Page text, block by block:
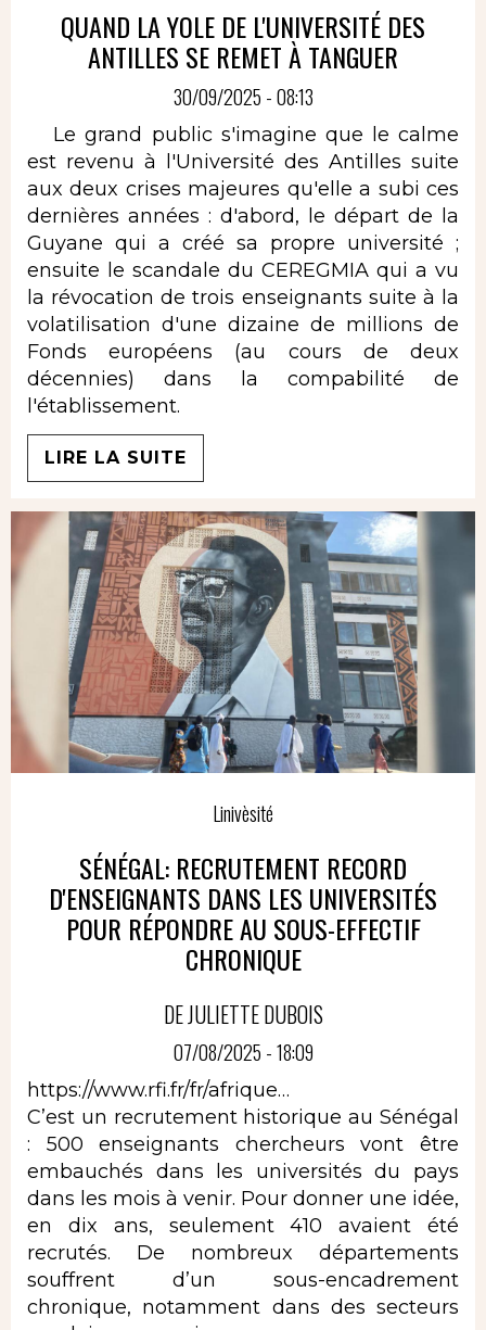
QUAND LA YOLE DE L'UNIVERSITÉ DES
ANTILLES SE REMET À TANGUER
30/09/2025 - 08:13
Le grand public s'imagine que le calme
est revenu à l'Université des Antilles suite
aux deux crises majeures qu'elle a subi ces
dernières années : d'abord, le départ de la
Guyane qui a créé sa propre université ;
ensuite le scandale du CEREGMIA qui a vu
la révocation de trois enseignants suite à la
volatilisation d'une dizaine de millions de
Fonds européens (au cours de deux
décennies) dans la compabilité de
l'établissement.
LIRE LA SUITE
Linivèsité
SÉNÉGAL: RECRUTEMENT RECORD
D'ENSEIGNANTS DANS LES UNIVERSITÉS
POUR RÉPONDRE AU SOUS-EFFECTIF
CHRONIQUE
DE JULIETTE DUBOIS
07/08/2025 - 18:09
https://www.rfi.fr/fr/afrique…
C’est un recrutement historique au Sénégal
: 500 enseignants chercheurs vont être
embauchés dans les universités du pays
dans les mois à venir. Pour donner une idée,
en dix ans, seulement 410 avaient été
recrutés. De nombreux départements
souffrent d’un sous-encadrement
chronique, notamment dans des secteurs